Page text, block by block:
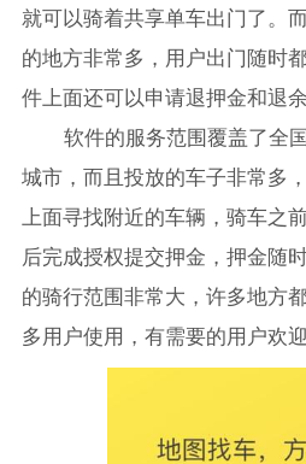
就可以骑着共享单车出门了。
的地方非常多，用户出门随时
件上面还可以申请退押金和退
软件的服务范围覆盖了全
城市，而且投放的车子非常多
上面寻找附近的车辆，骑车之
后完成授权提交押金，押金随
的骑行范围非常大，许多地方
多用户使用，有需要的用户欢迎